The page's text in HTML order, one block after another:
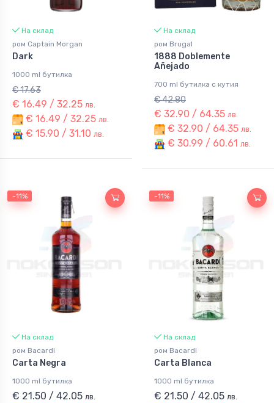
На склад
ром Captain Morgan
Dark
1000 ml бутилка
€ 17.63
€ 16.49 / 32.25 лв.
€ 16.49 / 32.25 лв.
€ 15.90 / 31.10 лв.
На склад
ром Brugal
1888 Doblemente
Añejado
700 ml бутилка с кутия
€ 42.80
€ 32.90 / 64.35 лв.
€ 32.90 / 64.35 лв.
€ 30.99 / 60.61 лв.
-11%
На склад
ром Bacardi
Carta Negra
1000 ml бутилка
€ 21.50 / 42.05 лв.
-11%
На склад
ром Bacardi
Carta Blanca
1000 ml бутилка
€ 21.50 / 42.05 лв.